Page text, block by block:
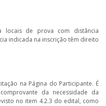
locais de prova com distância
indicada na inscrição têm direito
na Página do Participante. É
da necessidade da
no item 4.2.3 do edital, como